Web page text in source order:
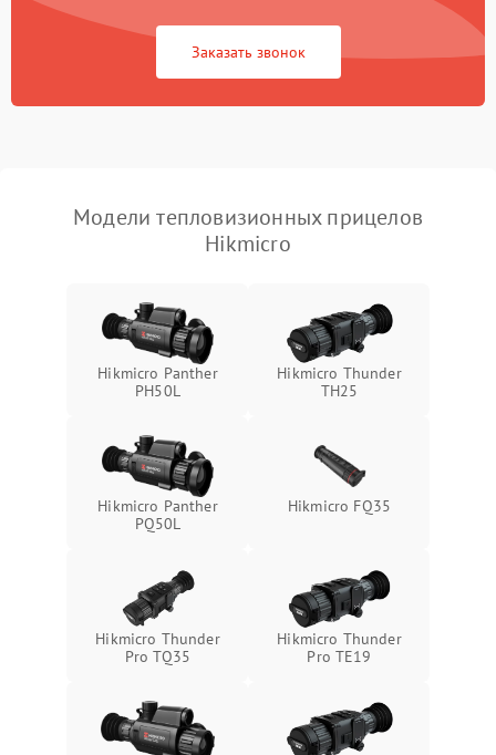
Повреждение системы
защиты от перегрузок
1500 ₽
автоматического
1500 ₽ Подробнее →
Неисправность системы
перенапряжения
1500 ₽ Подробнее →
защиты от замыкания
Неисправность системы
защиты от перегрева
Подробнее →
Поломка системы защиты
от перенапряжения
Подробнее →
Поломка системы защиты
от замыкания
1500 ₽ Подробнее →
Заказать звонок
Модели тепловизионных прицелов
Hikmicro
Hikmicro Panther
PH50L
Hikmicro Thunder
TH25
Hikmicro Panther
PQ50L
Hikmicro FQ35
Hikmicro Thunder
Pro TQ35
Hikmicro Thunder
Pro TE19